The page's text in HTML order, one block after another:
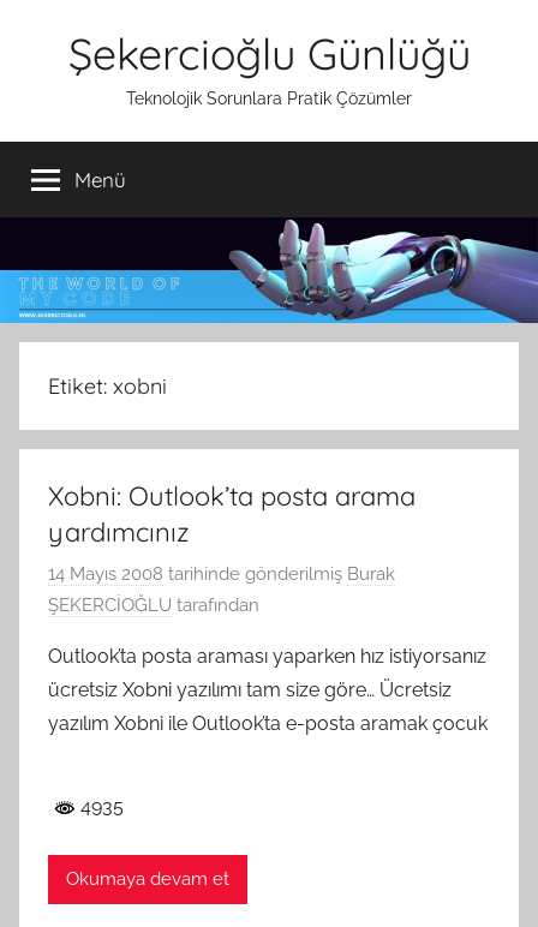
Şekercioğlu Günlüğü
Teknolojik Sorunlara Pratik Çözümler
Menü
Etiket: xobni
Xobni: Outlook’ta posta arama
yardımcınız
14 Mayıs 2008 tarihinde gönderilmiş Burak
ŞEKERCİOĞLU tarafından
Outlook’ta posta araması yaparken hız istiyorsanız
ücretsiz Xobni yazılımı tam size göre… Ücretsiz
yazılım Xobni ile Outlook’ta e-posta aramak çocuk
4935
Okumaya devam et